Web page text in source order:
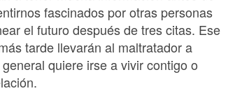
fascinados por otras personas
el futuro después de tres citas. Ese
tarde llevarán al maltratador a
quiere irse a vivir contigo o